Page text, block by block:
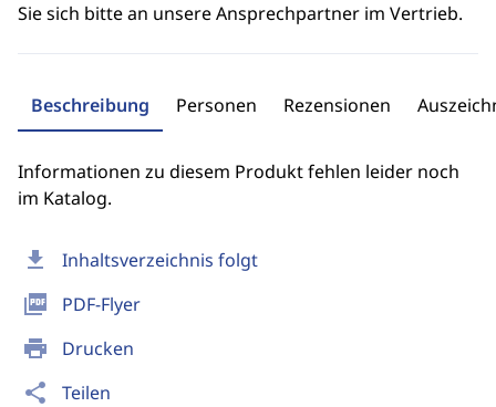
download Inhaltsverzeichnis folgt
picture_as_pdf PDF-Flyer
print Drucken
share Teilen
Sie sich bitte an unsere Ansprechpartner im Vertrieb.
Beschreibung Personen Rezensionen
Informationen zu diesem Produkt fehlen leider noch
im Katalog.